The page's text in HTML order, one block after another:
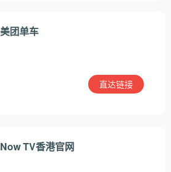
美团单车
直达链接
Now TV香港官网